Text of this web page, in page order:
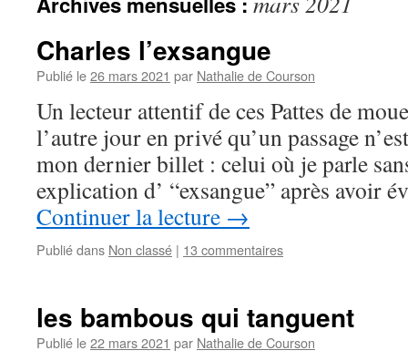
Charles l’exsangue
Publié le26 mars 2021 par Nathalie de Courson
Un lecteur attentif de ces Pattes de
l’autre jour en privé qu’un passage
mon dernier billet : celui où je parle
explication d’ “exsangue” après avoir
Continuer la lecture →
Publié dans Non classé | 13 commentaires
les bambous qui tanguent
Publié le22 mars 2021 par Nathalie de Courson